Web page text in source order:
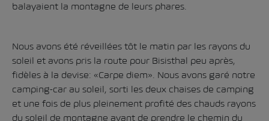
balayaient la montagne de leurs phares.
Nous avons été réveillées tôt le matin par les rayons du
soleil et avons pris la route pour Bisisthal peu après,
fidèles à la devise: «Carpe diem». Nous avons garé notre
camping-car au soleil, sorti les deux chaises de camping
et une fois de plus pleinement profité des chauds rayons
du soleil de montagne avant de prendre le chemin du